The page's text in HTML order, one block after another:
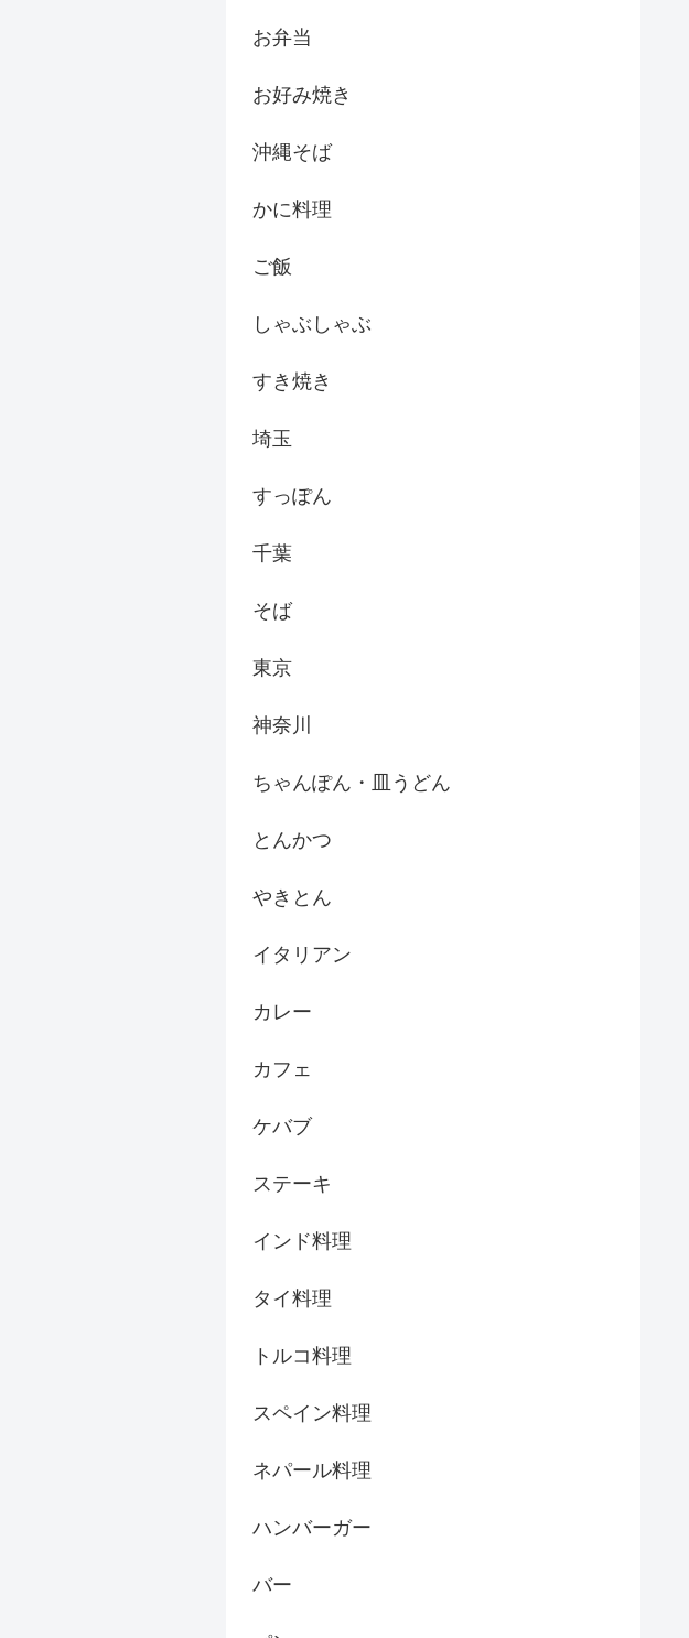
お弁当
お好み焼き
沖縄そば
かに料理
ご飯
しゃぶしゃぶ
すき焼き
埼玉
すっぽん
千葉
そば
東京
神奈川
ちゃんぽん・皿うどん
とんかつ
やきとん
イタリアン
カレー
カフェ
ケバブ
ステーキ
インド料理
タイ料理
トルコ料理
スペイン料理
ネパール料理
ハンバーガー
バー